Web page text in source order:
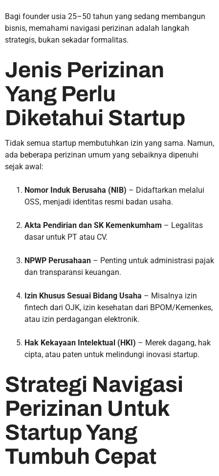
Bagi founder usia 25–50 tahun yang sedang membangun
bisnis, memahami navigasi perizinan adalah langkah
strategis, bukan sekadar formalitas.
Jenis Perizinan
Yang Perlu
Diketahui Startup
Tidak semua startup membutuhkan izin yang sama. Namun,
ada beberapa perizinan umum yang sebaiknya dipenuhi
sejak awal:
Nomor Induk Berusaha (NIB) – Didaftarkan melalui
OSS, menjadi identitas resmi badan usaha.
Akta Pendirian dan SK Kemenkumham – Legalitas
dasar untuk PT atau CV.
NPWP Perusahaan – Penting untuk administrasi pajak
dan transparansi keuangan.
Izin Khusus Sesuai Bidang Usaha – Misalnya izin
fintech dari OJK, izin kesehatan dari BPOM/Kemenkes,
atau izin perdagangan elektronik.
Hak Kekayaan Intelektual (HKI) – Merek dagang, hak
cipta, atau paten untuk melindungi inovasi startup.
Strategi Navigasi
Perizinan Untuk
Startup Yang
Tumbuh Cepat